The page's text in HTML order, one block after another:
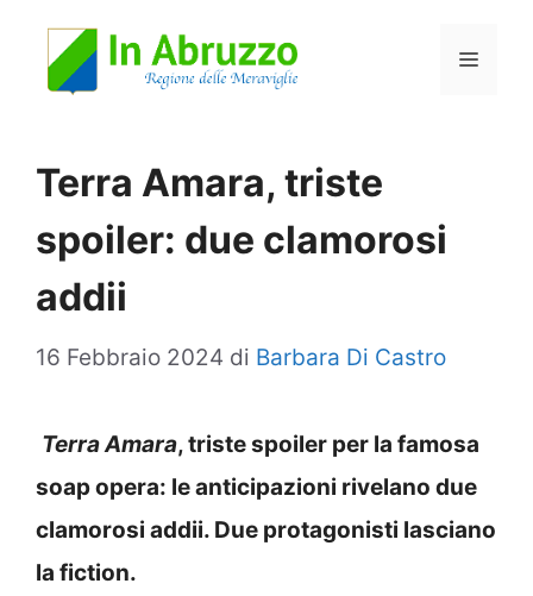
Menu
Terra Amara, triste
spoiler: due clamorosi
addii
16 Febbraio 2024 di Barbara Di Castro
Terra Amara, triste spoiler per la famosa
soap opera: le anticipazioni rivelano due
clamorosi addii. Due protagonisti lasciano
la fiction.